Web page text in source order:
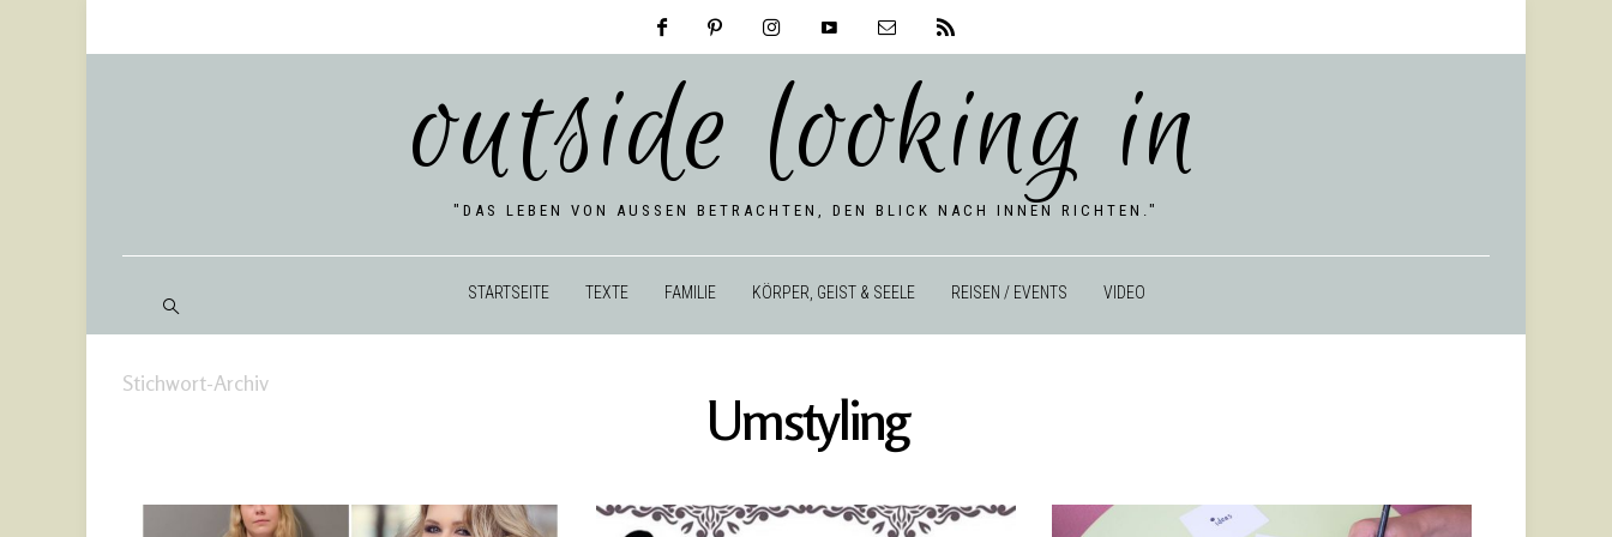
outside looking in
"DAS LEBEN VON AUSSEN BETRACHTEN, DEN BLICK NACH INNEN RICHTEN."
START­SEITE TEXTE FAMILIE KÖRPER, GEIST & SEELE REISEN / EVENTS VIDEO
Stichwort-Archiv
Umstyling